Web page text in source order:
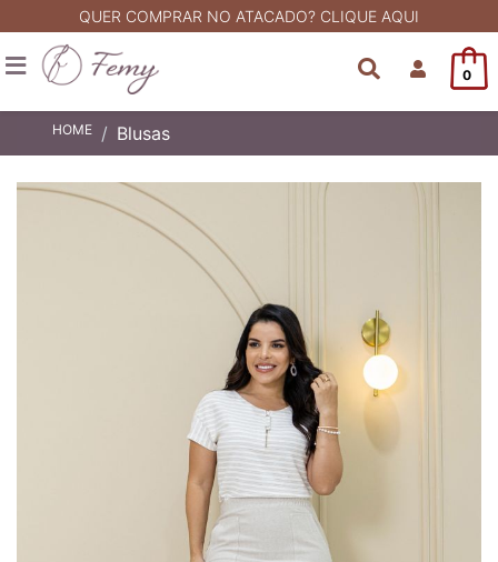
QUER COMPRAR NO ATACADO? CLIQUE AQUI
0
HOME Blusas